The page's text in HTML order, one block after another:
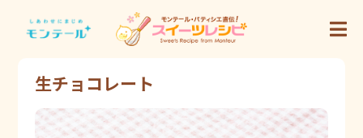
生チョコレート